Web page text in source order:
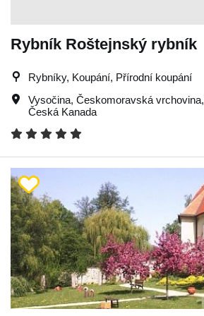
Rybník Roštejnský rybník
Rybníky, Koupání, Přírodní koupání
Vysočina, Českomoravská vrchovina,
Česká Kanada